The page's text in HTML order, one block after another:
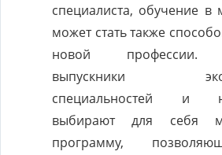
специалиста, обучение в
может стать также
новой профессии.
выпускники
специальностей и
выбирают для себя
программу,